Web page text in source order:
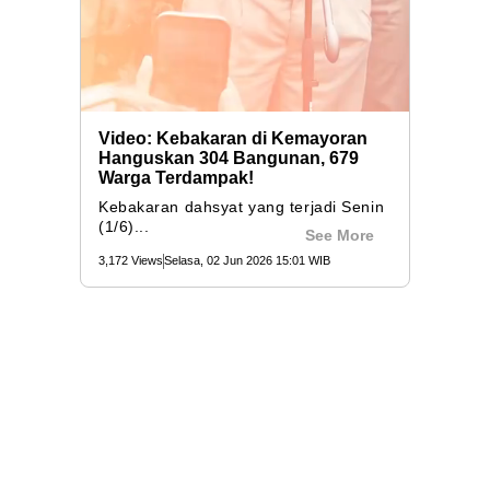
Video: Kebakaran di Kemayoran
Hanguskan 304 Bangunan, 679
Warga Terdampak!
Kebakaran dahsyat yang terjadi Senin
(1/6)...
See More
3,172 ViewsSelasa, 02 Jun 2026 15:01 WIB